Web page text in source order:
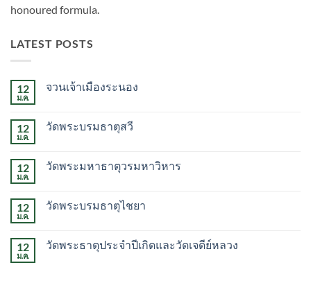
honoured formula.
LATEST POSTS
12
ม.ค.
จวนเจ้าเมืองระนอง
บน
ระนอง
12
ม.ค.
วัดพระบรมธาตุสวี
บน
สวี
12
ม.ค.
วัดพระมหาธาตุวรมหาวิหาร
บน
วรมหาวิหาร
12
ม.ค.
วัดพระบรมธาตุไชยา
บน
12
ม.ค.
วัดพระธาตุประจำปีเกิดและวัดเจดีย์หลวง